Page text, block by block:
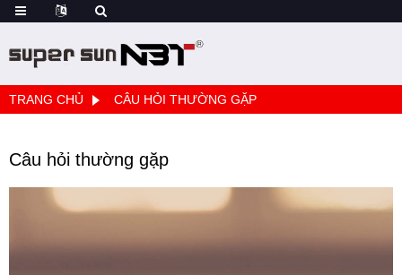
TRANG CHỦ CÂU HỎI THƯỜNG GẶP
Câu hỏi thường gặp